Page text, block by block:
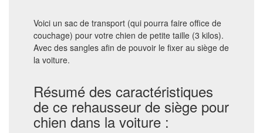
Voici un sac de transport (qui pourra faire office de
couchage) pour votre chien de petite taille (3 kilos).
Avec des sangles afin de pouvoir le fixer au siège de
la voiture.
Résumé des caractéristiques
de ce rehausseur de siège pour
chien dans la voiture :